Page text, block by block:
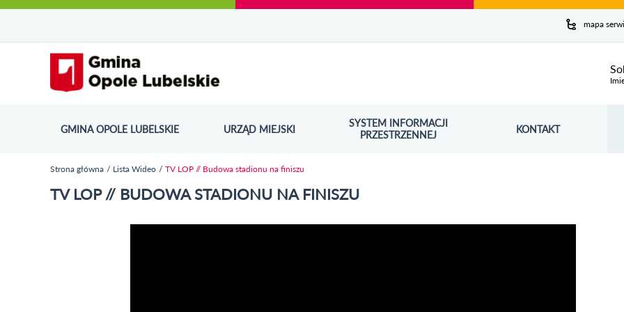
do
strony
do
menu
wyszukiwarki
ścieżki
nawigacyjnej
kategorii
aktualności
do
kalendarza
wydarzeń
do
galerii
do
stopki
mapa
GMINA OPOLE LUBELSKIE URZĄD MIEJSKI
SYSTEM INFORMACJI
PRZESTRZENNEJ
ODNOŚNIK OTWORZY SIĘ W NOWYM OKNIE KONTAKT
Strona główna Lista Wideo TV LOP // Budowa stadionu na finiszu
TV LOP // BUDOWA STADIONU NA FINISZU